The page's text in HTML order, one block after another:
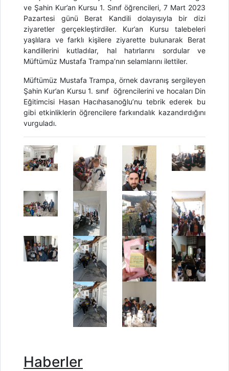
ve Şahin Kur’an Kursu 1. Sınıf öğrencileri, 7 Mart 2023
Pazartesi günü Berat Kandili dolayısıyla bir dizi
ziyaretler gerçekleştirdiler. Kur’an Kursu talebeleri
yaşlılara ve farklı kişilere ziyarette bulunarak Berat
kandillerini kutladılar, hal hatırlarını sordular ve
Müftümüz Mustafa Trampa’nın selamlarını ilettiler.
Müftümüz Mustafa Trampa, örnek davranış sergileyen
Şahin Kur’an Kursu 1. sınıf öğrencilerini ve hocaları Din
Eğitimcisi Hasan Hacıhasanoğlu’nu tebrik ederek bu
gibi etkinliklerin öğrencilere farkıındalık kazandırdığını
vurguladı.
Haberler